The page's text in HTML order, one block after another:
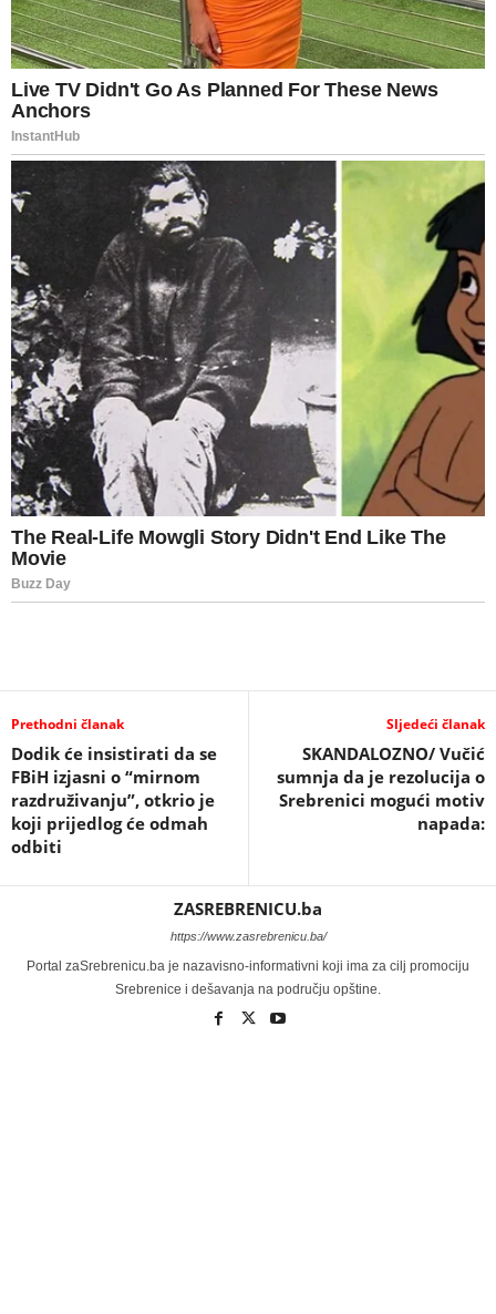
Prethodni članak
Dodik će insistirati da se
FBiH izjasni o “mirnom
razdruživanju”, otkrio je
koji prijedlog će odmah
odbiti
Sljedeći članak
SKANDALOZNO/ Vučić
sumnja da je rezolucija o
Srebrenici mogući motiv
napada:
ZASREBRENICU.ba
https://www.zasrebrenicu.ba/
Portal zaSrebrenicu.ba je nazavisno-informativni koji ima za cilj promociju
Srebrenice i dešavanja na području opštine.